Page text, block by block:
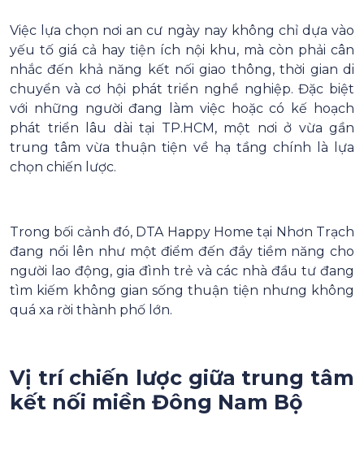
Việc lựa chọn nơi an cư ngày nay không chỉ dựa vào
yếu tố giá cả hay tiện ích nội khu, mà còn phải cân
nhắc đến khả năng kết nối giao thông, thời gian di
chuyển và cơ hội phát triển nghề nghiệp. Đặc biệt
với những người đang làm việc hoặc có kế hoạch
phát triển lâu dài tại TP.HCM, một nơi ở vừa gần
trung tâm vừa thuận tiện về hạ tầng chính là lựa
chọn chiến lược.
Trong bối cảnh đó, DTA Happy Home tại Nhơn Trạch
đang nổi lên như một điểm đến đầy tiềm năng cho
người lao động, gia đình trẻ và các nhà đầu tư đang
tìm kiếm không gian sống thuận tiện nhưng không
quá xa rời thành phố lớn.
Vị trí chiến lược giữa trung tâm
kết nối miền Đông Nam Bộ